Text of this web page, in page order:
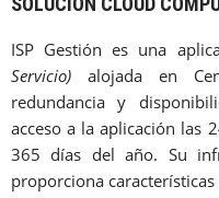
ISP Gestión es una
Servicio) alojada en
redundancia y
acceso a la aplicación las
365 días del año. Su
proporciona características